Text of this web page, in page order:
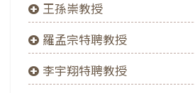
王孫崇教授
羅孟宗特聘教授
李宇翔特聘教授